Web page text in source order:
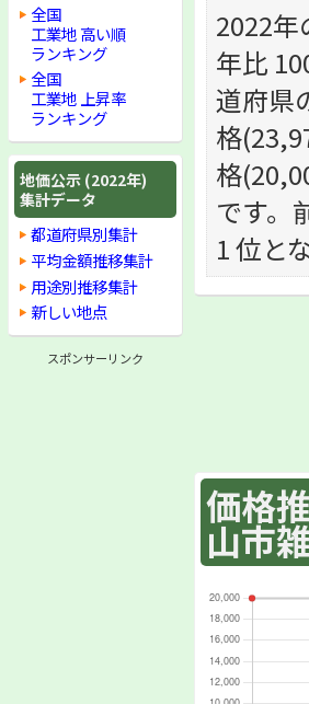
2022
年比
道府県
格
格
です。
1 位と
価格
山市
全国
工業地 高い順
ランキング
全国
工業地 上昇率
ランキング
地価公示 (2022年)
集計データ
都道府県別集計
平均金額推移集計
用途別推移集計
新しい地点
スポンサーリンク